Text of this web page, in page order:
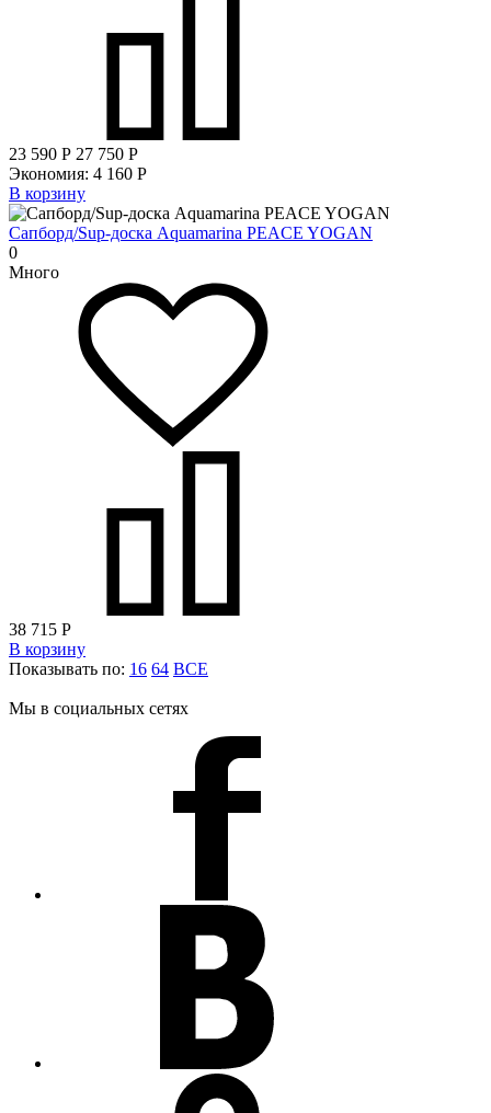
23 590 Р 27 750 Р
Экономия: 4 160 Р
В корзину
Сапборд/Sup-доска Aquamarina PEACE YOGAN
0
Много
38 715 Р
В корзину
Показывать по: 16 64 ВСЕ
Мы в социальных сетях